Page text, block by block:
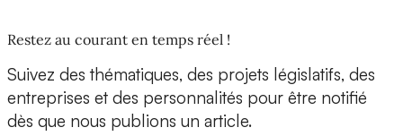
Restez au courant en temps réel !
Suivez des thématiques, des projets législatifs, des
entreprises et des personnalités pour être notifié
dès que nous publions un article.